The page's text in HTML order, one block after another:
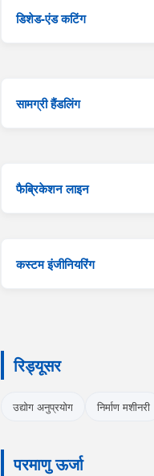
डिशेड-एंड कटिंग
सामग्री हैंडलिंग
फैब्रिकेशन लाइन
कस्टम इंजीनियरिंग
रिड्यूसर
उद्योग अनुप्रयोग निर्माण मशीनरी
परमाणु ऊर्जा